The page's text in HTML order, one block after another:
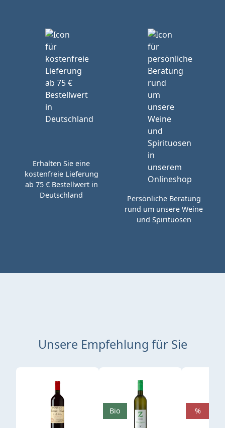
Erhalten Sie eine
kostenfreie Lieferung
ab 75 € Bestellwert in
Deutschland
Persönliche Beratung
rund um unsere Weine
und Spirituosen
Unsere Empfehlung für Sie
Produktgalerie überspringen
Bio %